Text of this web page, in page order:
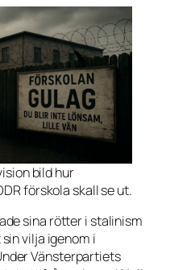
bild hur
förskola skall se ut.
sina rötter i stalinism
vilja igenom i
Vänsterpartiets